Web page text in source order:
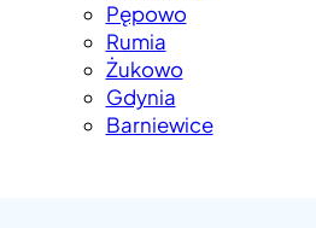
Pępowo
Rumia
Żukowo
Gdynia
Barniewice